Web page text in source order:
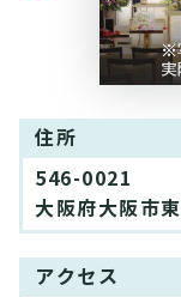
住所
546-0021
大阪府大阪市
アクセス